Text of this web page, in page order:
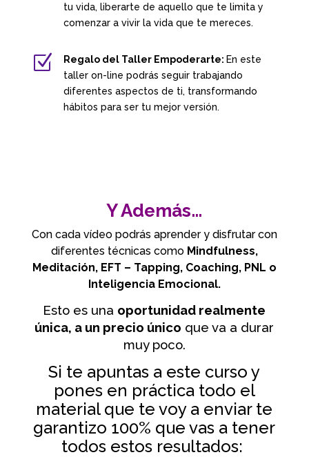
tu vida, liberarte de aquello que te limita y
comenzar a vivir la vida que te mereces.
Z Regalo del Taller Empoderarte: En este
taller on-line podrás seguir trabajando
diferentes aspectos de ti, transformando
hábitos para ser tu mejor versión.
Y Además…
Con cada vídeo podrás aprender y disfrutar con
diferentes técnicas como Mindfulness,
Meditación, EFT – Tapping, Coaching, PNL o
Inteligencia Emocional.
Esto es una oportunidad realmente
única, a un precio único que va a durar
muy poco.
Si te apuntas a este curso y
pones en práctica todo el
material que te voy a enviar te
garantizo 100% que vas a tener
todos estos resultados: